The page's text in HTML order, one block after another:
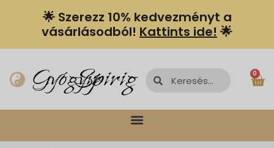
🌟 Szerezz 10% kedvezményt a
vásárlásodból! Kattints ide! 🌟
GyógyírSpiriguru 0